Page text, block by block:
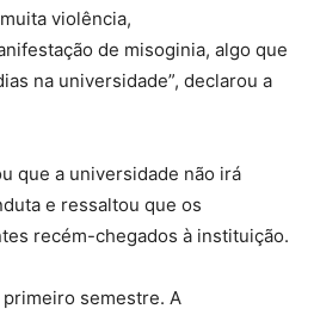
violência,
de misoginia, algo que
na universidade”, declarou a
que a universidade não irá
e ressaltou que os
recém-chegados à instituição.
semestre. A